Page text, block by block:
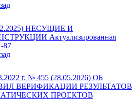
НЕСУЩИЕ И
Актуализированная
87
г. № 455 (28.05.2026) ОБ
ВЕРИФИКАЦИИ РЕЗУЛЬТАТОВ
ПРОЕКТОВ